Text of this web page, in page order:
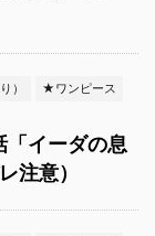
） ★ワンピース
「イーダの息
注意）